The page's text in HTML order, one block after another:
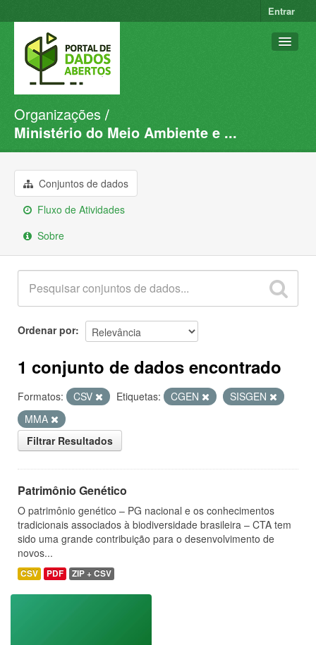
Entrar
Conjuntos de dados
Organizações
Sobre
Organizações
Ministério do Meio Ambiente e ...
Conjuntos de dados
Fluxo de Atividades
Sobre
Ordenar por
1 conjunto de dados encontrado
Formatos: CSV Etiquetas: CGEN
SISGEN
MMA
Filtrar Resultados
Patrimônio Genético
O patrimônio genético – PG nacional e os conhecimentos
tradicionais associados à biodiversidade brasileira – CTA tem
sido uma grande contribuição para o desenvolvimento de
novos...
CSV PDF ZIP + CSV